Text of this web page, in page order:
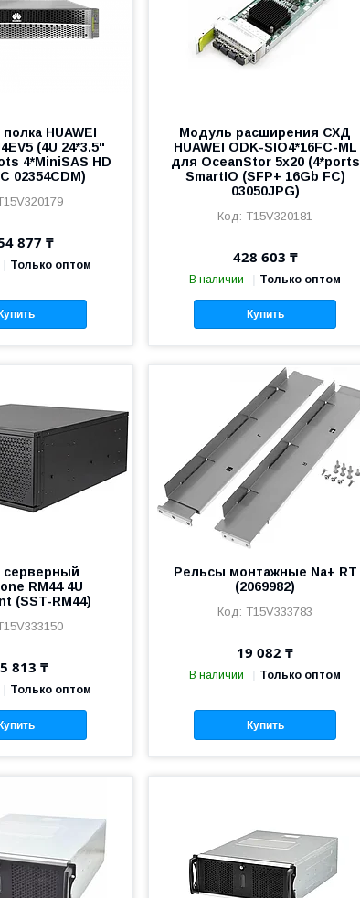
HUAWEI
(4U 24*3.5"
4*MiniSAS HD
02354CDM)
877 ₸
Только оптом
Купить
Модуль расширения СХД
HUAWEI ODK-SIO4*16FC-ML
для OceanStor 5x20 (4*ports
SmartIO (SFP+ 16Gb FC)
03050JPG)
T15V320181
428 603 ₸
В наличии Только оптом
Купить
серверный
RM44 4U
(SST-RM44)
813 ₸
Только оптом
Рельсы монтажные Na+ RT
(2069982)
T15V333783
19 082 ₸
В наличии Только оптом
Купить